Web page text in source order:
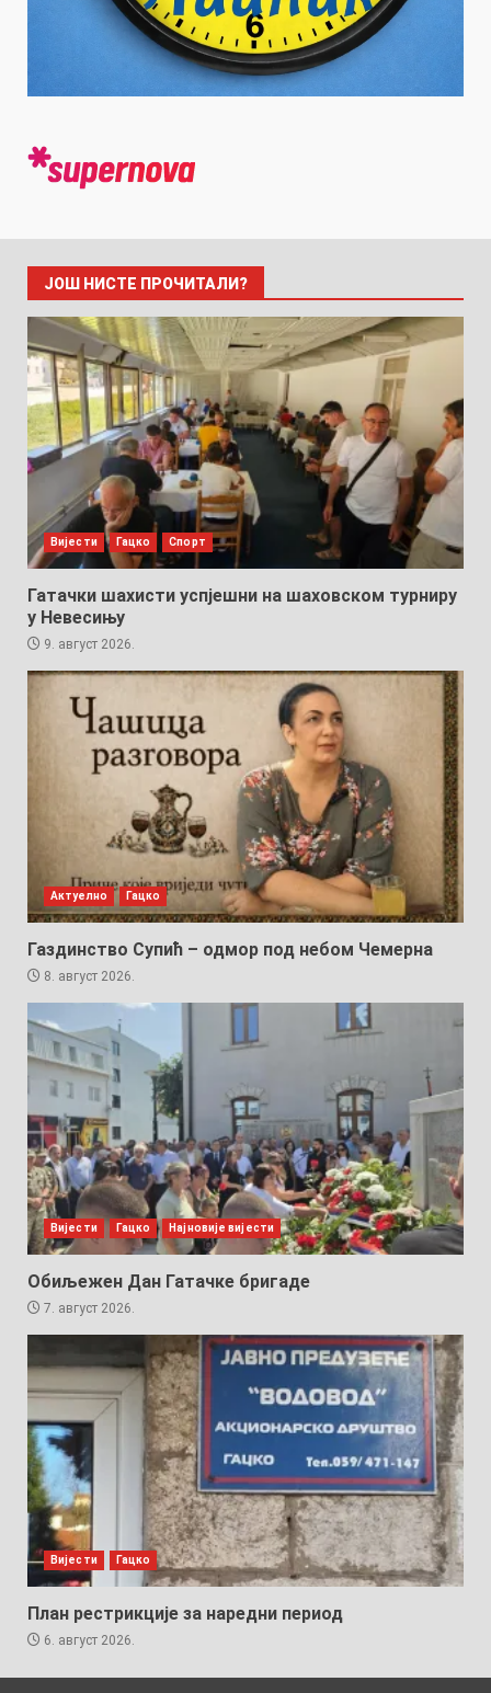
ЈОШ НИСТЕ ПРОЧИТАЛИ?
Вијести Гацко Спорт
Гатачки шахисти успјешни на шаховском турниру
у Невесињу
9. август 2026.
Актуелно Гацко
Газдинство Супић – одмор под небом Чемерна
8. август 2026.
Вијести Гацко Најновије вијести
Обиљежен Дан Гатачке бригаде
7. август 2026.
Вијести Гацко
План рестрикције за наредни период
6. август 2026.